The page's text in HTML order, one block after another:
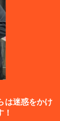
は迷惑をかけ